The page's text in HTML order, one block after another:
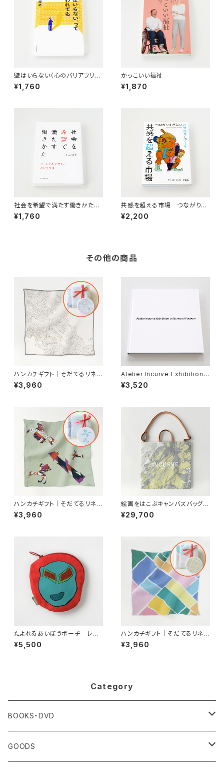
壁はいらない（心のバリアフリ
ー）、って言われても。
¥1,760
かっこいい福祉
¥1,870
社会を希望で満たす働きかた
ソーシャルデザインという仕事
¥1,760
共感を超える市場 つながりす
ぎない社会福祉とアート
¥2,200
その他の商品
ハンカチギフト｜そだてるリネン
ハンカチ 白の風景・村
¥3,960
Atelier Incurve Exhibition a
t Suntory Museum
¥3,520
ハンカチギフト｜そだてるリネン
ハンカチ ぼくのかわいい鳥た
ち
¥3,960
絵画をはこぶキャンバスバッグ
スプラッシュ
¥29,700
たよれるあいぼうポーチ レス
ラー
¥5,500
ハンカチギフト｜そだてるリネン
ハンカチ カラフル
¥3,960
Category
BOOKS・DVD
書籍
GOODS